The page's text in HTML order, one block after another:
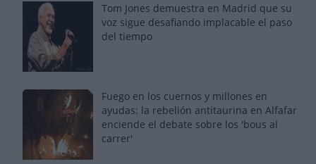
Tom Jones demuestra en Madrid que su
voz sigue desafiando implacable el paso
del tiempo
Fuego en los cuernos y millones en
ayudas: la rebelión antitaurina en Alfafar
enciende el debate sobre los 'bous al
carrer'